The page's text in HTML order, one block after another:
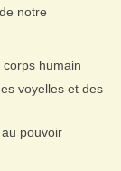
notre
humain
voyelles et des
pouvoir